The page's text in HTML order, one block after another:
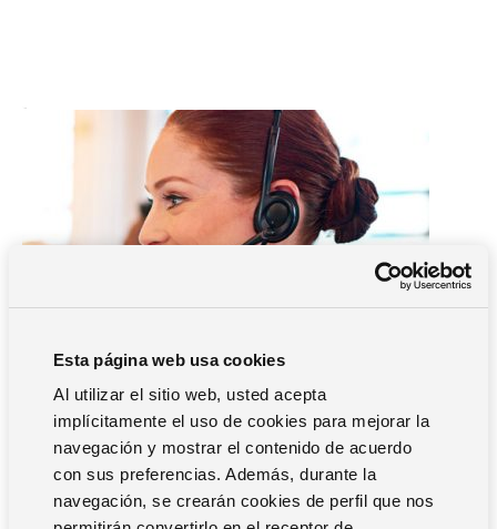
Esta página web usa cookies
Al utilizar el sitio web, usted acepta
implícitamente el uso de cookies para mejorar la
navegación y mostrar el contenido de acuerdo
con sus preferencias. Además, durante la
navegación, se crearán cookies de perfil que nos